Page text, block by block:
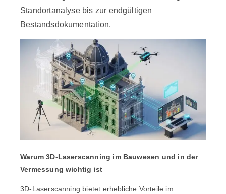
Standortanalyse bis zur endgültigen
Bestandsdokumentation.
Warum 3D-Laserscanning im Bauwesen und in der
Vermessung wichtig ist
3D-Laserscanning bietet erhebliche Vorteile im